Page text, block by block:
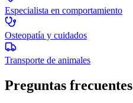
Especialista en comportamiento
Osteopatía y cuidados
Transporte de animales
Preguntas frecuentes